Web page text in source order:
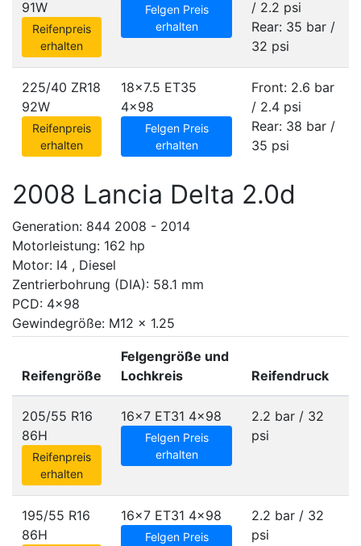
91W
Reifenpreis
erhalten
Felgen Preis
erhalten
/ 2.2 psi
Rear: 35 bar /
32 psi
225/40 ZR18
92W
Reifenpreis
erhalten
18x7.5 ET35
4x98
Felgen Preis
erhalten
Front: 2.6 bar
/ 2.4 psi
Rear: 38 bar /
35 psi
2008 Lancia Delta 2.0d
Generation: 844 2008 - 2014
Motorleistung: 162 hp
Motor: I4 , Diesel
Zentrierbohrung (DIA): 58.1 mm
PCD: 4x98
Gewindegröße: M12 x 1.25
Reifengröße
Felgengröße und
Lochkreis
Reifendruck
205/55 R16
86H
Reifenpreis
erhalten
16x7 ET31 4x98
Felgen Preis
erhalten
2.2 bar / 32
psi
195/55 R16
86H
16x7 ET31 4x98
Felgen Preis
2.2 bar / 32
psi